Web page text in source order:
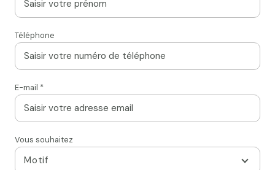
Téléphone
E-mail *
Vous souhaitez
Motif